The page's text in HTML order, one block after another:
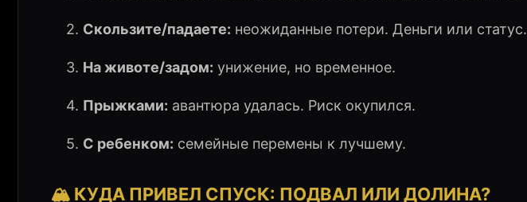
2. Скользите/падаете: неожиданные потери. Деньги или статус.
3. На животе/задом: унижение, но временное.
4. Прыжками: авантюра удалась. Риск окупился.
5. С ребенком: семейные перемены к лучшему.
🏔️ КУДА ПРИВЕЛ СПУСК: ПОДВАЛ ИЛИ ДОЛИНА?